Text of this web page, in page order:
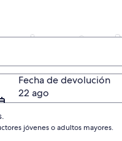
de autos
Fecha de devolución
22 ago
jóvenes o adultos mayores.